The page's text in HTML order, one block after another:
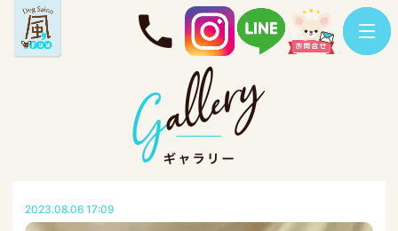
2023.08.06 17:09